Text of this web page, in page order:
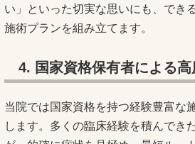
い」といった切実な思いにも、でき
施術プランを組み立てます。
4. 国家資格保有者による
当院では国家資格を持つ経験豊富な
します。多くの臨床経験を積んでき